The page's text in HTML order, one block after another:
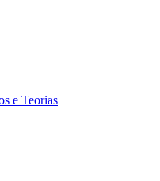
e Teorias